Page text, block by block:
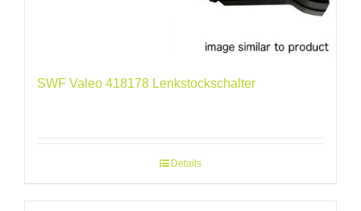
SWF Valeo 418178 Lenkstockschalter
Details